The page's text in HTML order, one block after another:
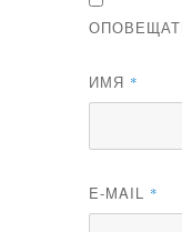
ИМЯ *
E-MAIL *